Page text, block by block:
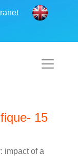
15
impact of a